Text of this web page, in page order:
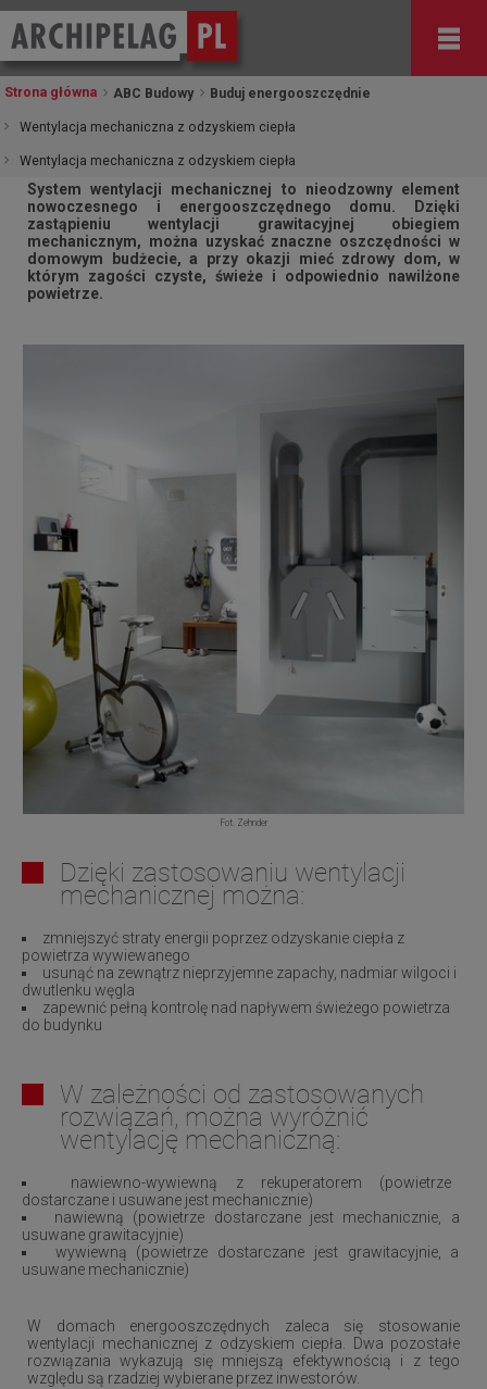
Strona główna ABC Budowy Buduj energooszczędnie
Wentylacja mechaniczna z odzyskiem ciepła
Wentylacja mechaniczna z odzyskiem ciepła
Wentylacja mechaniczna z odzyskiem ciepła
System wentylacji mechanicznej to nieodzowny element
nowoczesnego i energooszczędnego domu. Dzięki
zastąpieniu wentylacji grawitacyjnej obiegiem
mechanicznym, można uzyskać znaczne oszczędności w
domowym budżecie, a przy okazji mieć zdrowy dom, w
którym zagości czyste, świeże i odpowiednio nawilżone
powietrze.
Fot. Zehnder
Dzięki zastosowaniu wentylacji
mechanicznej można:
zmniejszyć straty energii poprzez odzyskanie ciepła z
powietrza wywiewanego
usunąć na zewnątrz nieprzyjemne zapachy, nadmiar wilgoci i
dwutlenku węgla
zapewnić pełną kontrolę nad napływem świeżego powietrza
do budynku
W zależności od zastosowanych
rozwiązań, można wyróżnić
wentylację mechaniczną:
nawiewno-wywiewną z rekuperatorem (powietrze
dostarczane i usuwane jest mechanicznie)
nawiewną (powietrze dostarczane jest mechanicznie, a
usuwane grawitacyjnie)
wywiewną (powietrze dostarczane jest grawitacyjnie, a
usuwane mechanicznie)
W domach energooszczędnych zaleca się stosowanie
wentylacji mechanicznej z odzyskiem ciepła. Dwa pozostałe
rozwiązania wykazują się mniejszą efektywnością i z tego
względu są rzadziej wybierane przez inwestorów.